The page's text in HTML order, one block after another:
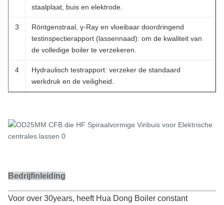
staalplaat, buis en elektrode.
3
Röntgenstraal, γ-Ray en vloeibaar doordringend
testinspectierapport (lassennaad): om de kwaliteit van
de volledige boiler te verzekeren.
4
Hydraulisch testrapport: verzeker de standaard
werkdruk en de veiligheid.
Bedrijfinleiding
Voor over 30years, heeft Hua Dong Boiler constant